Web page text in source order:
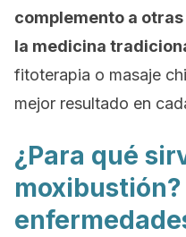
complemento a
la medicina
fitoterapia o masaje
mejor resultado en
¿Para qué
moxibustión?